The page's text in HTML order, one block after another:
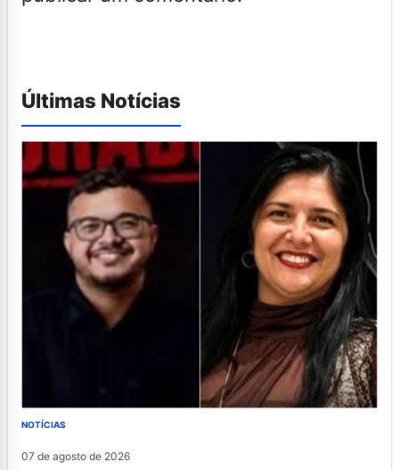
Últimas Notícias
NOTÍCIAS
07 de agosto de 2026